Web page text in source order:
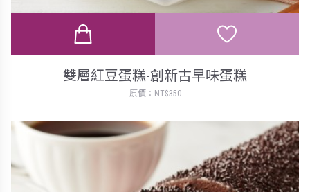
雙層紅豆蛋糕-創新古早味蛋糕
原價：NT$350